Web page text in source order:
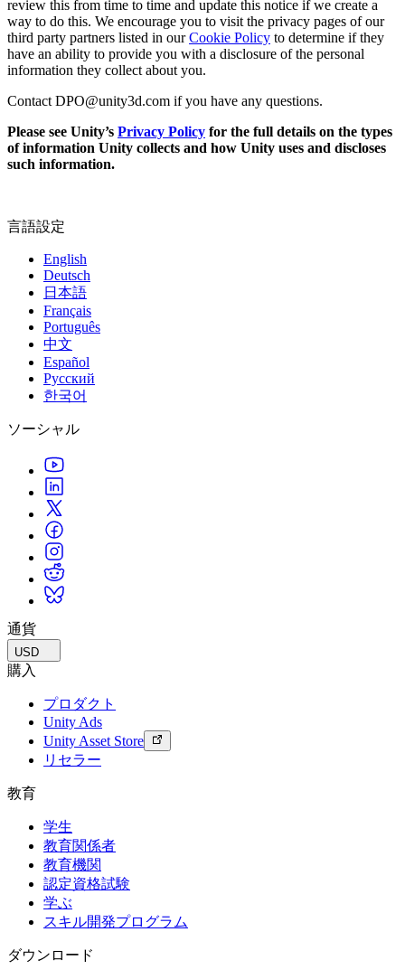
review this from time to time and update this notice if we create a
way to do this. We encourage you to visit the privacy pages of our
third party partners listed in ourCookie Policy to determine if they
have an ability to provide you with a disclosure of the personal
information they collect about you.
Contact DPO@unity3d.com if you have any questions.
Please see Unity’s Privacy Policy for the full details on the types
of information Unity collects and how Unity uses and discloses
such information.
言語設定
English
Deutsch
日本語
Français
Português
中文
Español
Русский
한국어
ソーシャル
通貨
USD
購入
プロダクト
Unity Ads
Unity Asset Store
リセラー
教育
学生
教育関係者
教育機関
認定資格試験
学ぶ
スキル開発プログラム
ダウンロード